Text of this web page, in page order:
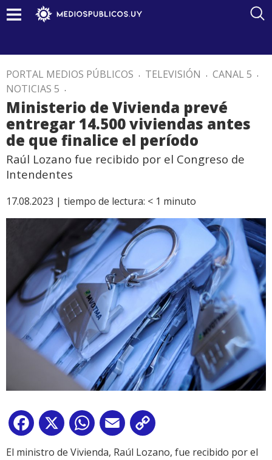
PORTAL MEDIOS PÚBLICOS . TELEVISIÓN . CANAL 5 .
NOTICIAS 5 .
Ministerio de Vivienda prevé
entregar 14.500 viviendas antes
de que finalice el período
Raúl Lozano fue recibido por el Congreso de
Intendentes
17.08.2023 | tiempo de lectura: < 1 minuto
Facebook
X WhatsApp
Email
Link
El ministro de Vivienda, Raúl Lozano, fue recibido por el